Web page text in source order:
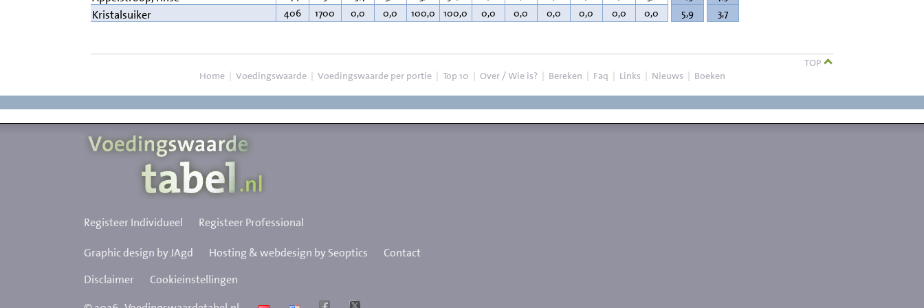
Kristalsuiker 406 1700 0,0 0,0 100,0 100,0 0,0 0,0 0,0 0,0 0,0 0,0 5,9 3,7
TOP
Home | Voedingswaarde | Voedingswaarde per portie | Top 10 | Over / Wie is? | Bereken | Faq | Links | Nieuws | Boeken
Registeer Individueel Registeer Professional
Graphic design by JAgd Hosting & webdesign by Seoptics
Contact
Disclaimer
Cookieinstellingen